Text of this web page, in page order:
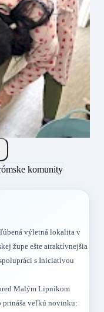
komunity
výletná lokalita v
župe ešte atraktívnejšia
s Iniciatívou
Malým Lipníkom
prináša veľkú novinku: